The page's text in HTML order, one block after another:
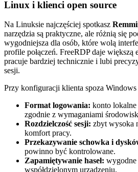
Linux i klienci open source
Na Linuksie najczęściej spotkasz
narzędzia są praktyczne, ale różnią się
wygodniejsza dla osób, które wolą
profile połączeń. FreeRDP daje większą
pracuje bardziej technicznie i lubi
sesji.
Przy konfiguracji klienta spoza
Format logowania: konto
zgodnie z wymaganiami
Rozdzielczość sesji: zbyt wysoka
komfort pracy.
Przekazywanie schowka i
powinno być kontrolowane.
Zapamiętywanie haseł:
współdzielonym urządzeniu.